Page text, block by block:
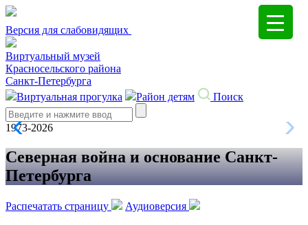
Версия для слабовидящих
Виртуальный музей
Красносельского района
Санкт-Петербурга
Виртуальная прогулка
Район детям
Поиск
Search
1973-2026
Северная война и основание Санкт-
Петербурга
Распечатать страницу Аудиоверсия